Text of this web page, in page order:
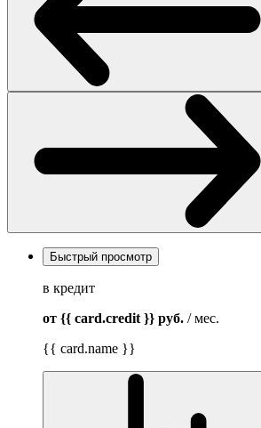
Быстрый просмотр
в кредит
от {{ card.credit }} руб. / мес.
{{ card.name }}